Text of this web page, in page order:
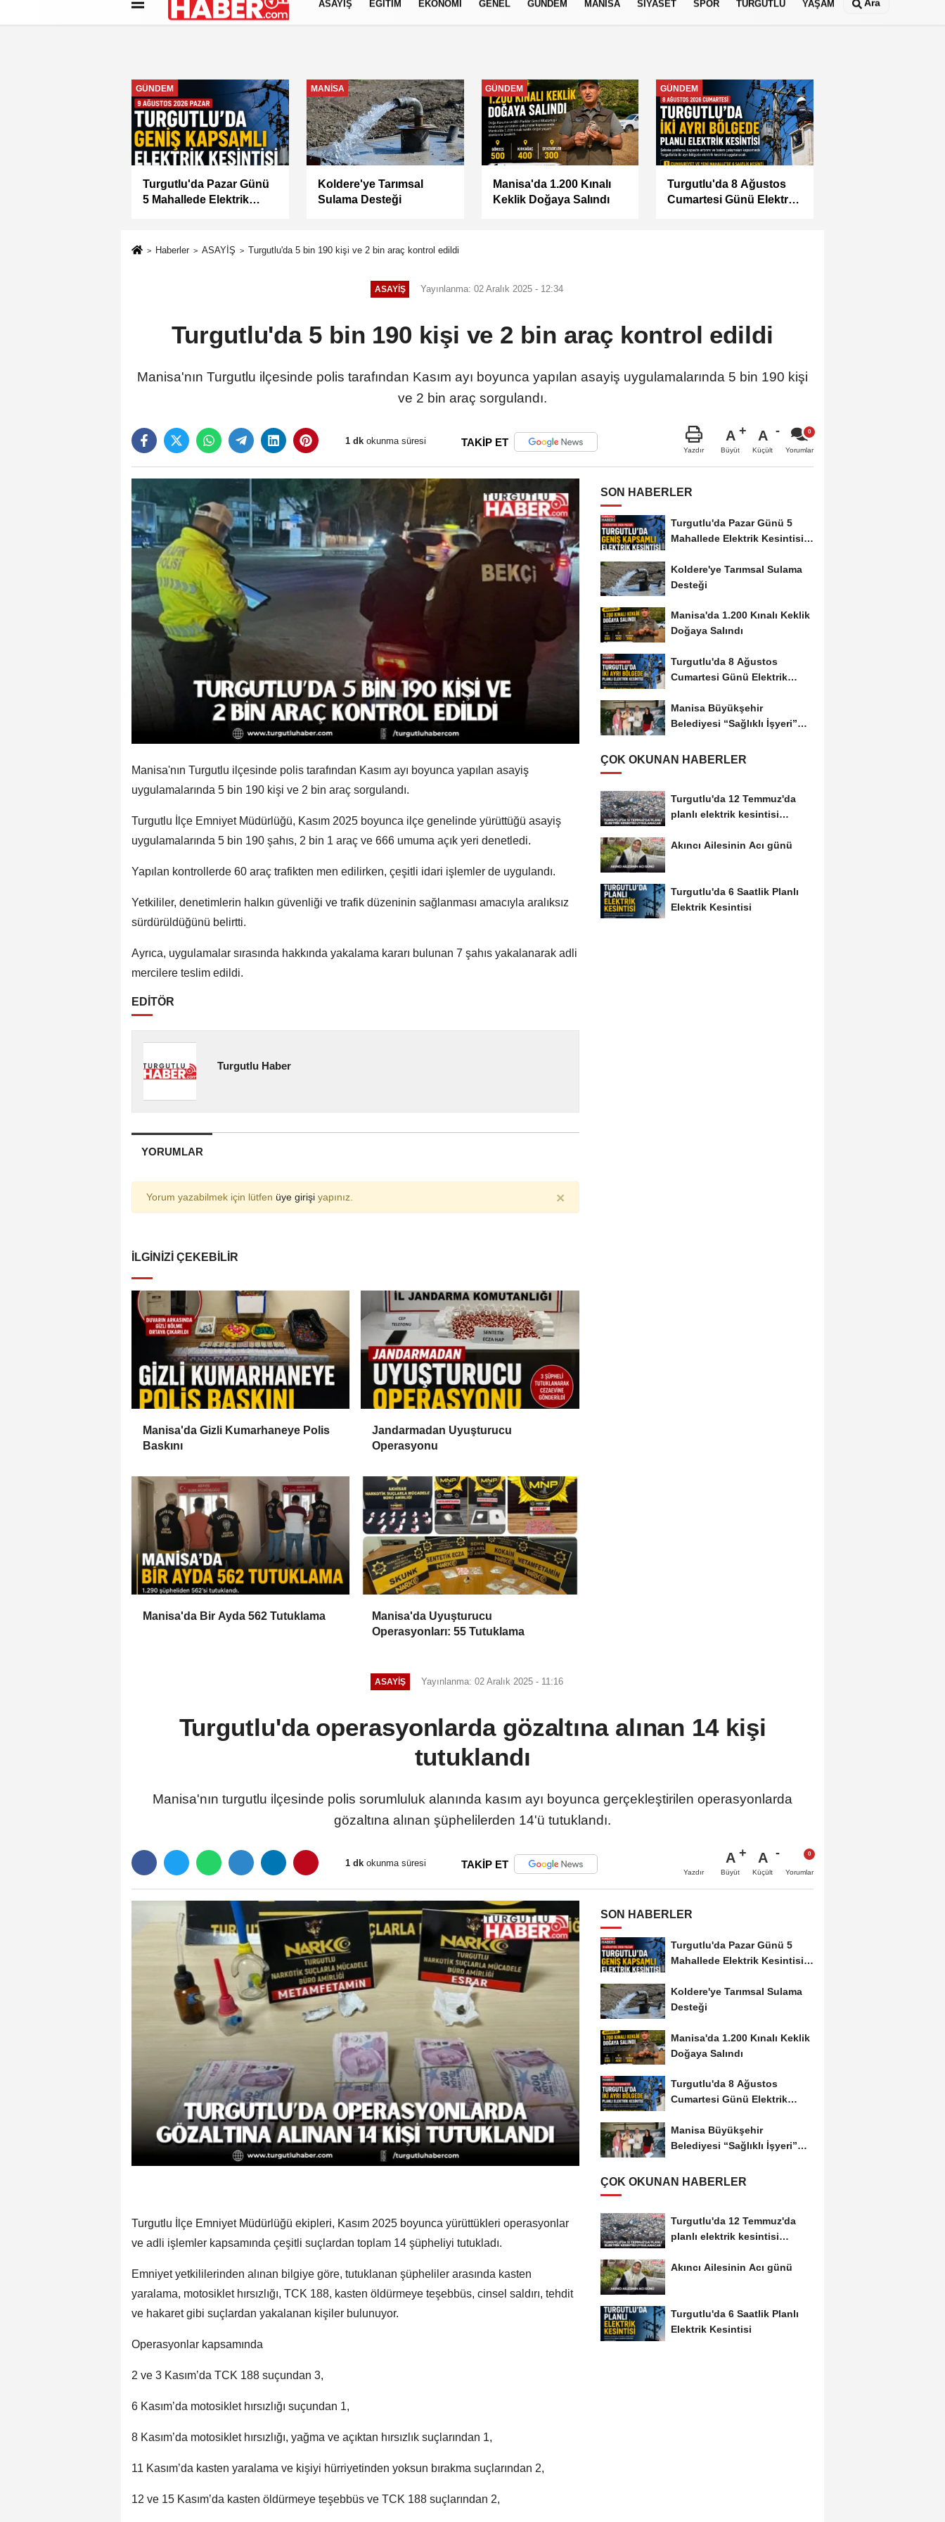
İletişim Çerez Politikası Gizlilik İlkeleri
ASAYİŞ EĞİTİM EKONOMİ GENEL GÜNDEM MANİSA SİYASET SPOR TURGUTLU YAŞAM Ara
MANİSA
Manisa Büyükşehir
Belediyesi “Sağlıklı
MANİSA
Keli Mahallesi'nde Asfalt
Çalışması Tamamlandı
MANİSA
BAŞKAN ŞİMŞEK
SAHADAKİ
MANİSA
KÜÇÜK SANAYİ
SİTESİ'NİN SORUNLARI
Haberler ASAYİŞ Turgutlu'da 5 bin 190 kişi ve 2 bin araç kontrol edildi
ASAYİŞ Yayınlanma: 02 Aralık 2025 - 12:34
Turgutlu'da 5 bin 190 kişi ve 2 bin araç kontrol edildi
Manisa'nın Turgutlu ilçesinde polis tarafından Kasım ayı boyunca yapılan asayiş uygulamalarında 5 bin 190 kişi
ve 2 bin araç sorgulandı.
1 dk okunma süresi TAKİP ET
Yazdır
A
Büyüt
A
Küçült Yorumlar
Manisa'nın Turgutlu ilçesinde polis tarafından Kasım ayı boyunca yapılan asayiş
uygulamalarında 5 bin 190 kişi ve 2 bin araç sorgulandı.
Turgutlu İlçe Emniyet Müdürlüğü, Kasım 2025 boyunca ilçe genelinde yürüttüğü asayiş
uygulamalarında 5 bin 190 şahıs, 2 bin 1 araç ve 666 umuma açık yeri denetledi.
Yapılan kontrollerde 60 araç trafikten men edilirken, çeşitli idari işlemler de uygulandı.
Yetkililer, denetimlerin halkın güvenliği ve trafik düzeninin sağlanması amacıyla aralıksız
sürdürüldüğünü belirtti.
Ayrıca, uygulamalar sırasında hakkında yakalama kararı bulunan 7 şahıs yakalanarak adli
mercilere teslim edildi.
EDİTÖR
Turgutlu Haber
YORUMLAR
Yorum yazabilmek için lütfen üye girişi yapınız. ×
İLGINIZI ÇEKEBILIR
Manisa'da Gizli Kumarhaneye Polis
Baskını
Jandarmadan Uyuşturucu
Operasyonu
Manisa'da Bir Ayda 562 Tutuklama
Manisa'da Uyuşturucu
Operasyonları: 55 Tutuklama
SON HABERLER
Turgutlu'da Pazar Günü 5
Mahallede Elektrik Kesintisi
Koldere'ye Tarımsal Sulama
Desteği
Manisa'da 1.200 Kınalı Keklik
Doğaya Salındı
Turgutlu'da 8 Ağustos
Cumartesi Günü Elektrik
Manisa Büyükşehir
Belediyesi “Sağlıklı İşyeri”
ÇOK OKUNAN HABERLER
Turgutlu'da 12 Temmuz'da
planlı elektrik kesintisi
Akıncı Ailesinin Acı günü
Turgutlu'da 6 Saatlik Planlı
Elektrik Kesintisi
ASAYİŞ Yayınlanma: 02 Aralık 2025 - 11:16
Turgutlu'da operasyonlarda gözaltına alınan 14 kişi
tutuklandı
Manisa'nın turgutlu ilçesinde polis sorumluluk alanında kasım ayı boyunca gerçekleştirilen operasyonlarda
gözaltına alınan şüphelilerden 14'ü tutuklandı.
1 dk okunma süresi TAKİP ET
Yazdır
A
Büyüt
A
Küçült Yorumlar
Turgutlu İlçe Emniyet Müdürlüğü ekipleri, Kasım 2025 boyunca yürüttükleri operasyonlar
ve adli işlemler kapsamında çeşitli suçlardan toplam 14 şüpheliyi tutukladı.
Emniyet yetkililerinden alınan bilgiye göre, tutuklanan şüpheliler arasında kasten
yaralama, motosiklet hırsızlığı, TCK 188, kasten öldürmeye teşebbüs, cinsel saldırı, tehdit
ve hakaret gibi suçlardan yakalanan kişiler bulunuyor.
Operasyonlar kapsamında
2 ve 3 Kasım’da TCK 188 suçundan 3,
6 Kasım’da motosiklet hırsızlığı suçundan 1,
8 Kasım’da motosiklet hırsızlığı, yağma ve açıktan hırsızlık suçlarından 1,
11 Kasım’da kasten yaralama ve kişiyi hürriyetinden yoksun bırakma suçlarından 2,
12 ve 15 Kasım’da kasten öldürmeye teşebbüs ve TCK 188 suçlarından 2,
SON HABERLER
Turgutlu'da Pazar Günü 5
Mahallede Elektrik Kesintisi
Koldere'ye Tarımsal Sulama
Desteği
Manisa'da 1.200 Kınalı Keklik
Doğaya Salındı
Turgutlu'da 8 Ağustos
Cumartesi Günü Elektrik
Manisa Büyükşehir
Belediyesi “Sağlıklı İşyeri”
ÇOK OKUNAN HABERLER
Turgutlu'da 12 Temmuz'da
planlı elektrik kesintisi
Akıncı Ailesinin Acı günü
Turgutlu'da 6 Saatlik Planlı
Elektrik Kesintisi